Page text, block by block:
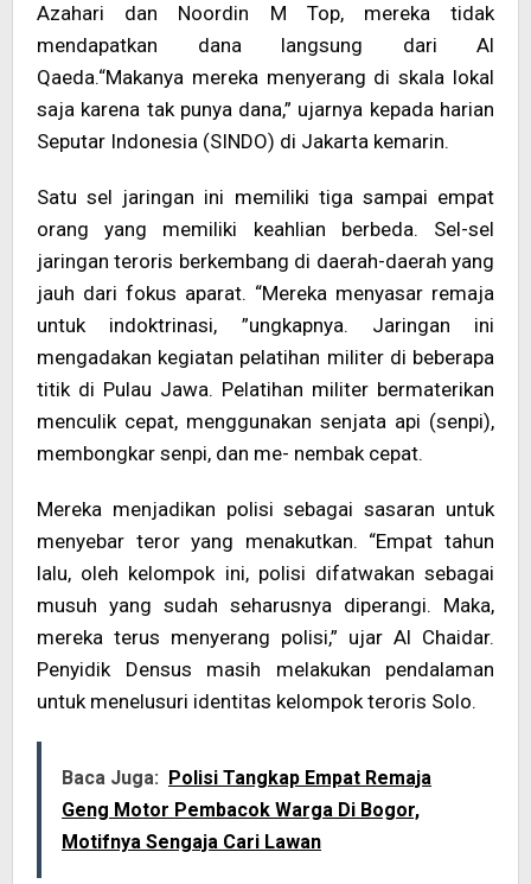
Azahari dan Noordin M Top, mereka tidak
mendapatkan dana langsung dari Al
Qaeda.“Makanya mereka menyerang di skala lokal
saja karena tak punya dana,” ujarnya kepada harian
Seputar Indonesia (SINDO) di Jakarta kemarin.
Satu sel jaringan ini memiliki tiga sampai empat
orang yang memiliki keahlian berbeda. Sel-sel
jaringan teroris berkembang di daerah-daerah yang
jauh dari fokus aparat. “Mereka menyasar remaja
untuk indoktrinasi, ”ungkapnya. Jaringan ini
mengadakan kegiatan pelatihan militer di beberapa
titik di Pulau Jawa. Pelatihan militer bermaterikan
menculik cepat, menggunakan senjata api (senpi),
membongkar senpi, dan me- nembak cepat.
Mereka menjadikan polisi sebagai sasaran untuk
menyebar teror yang menakutkan. “Empat tahun
lalu, oleh kelompok ini, polisi difatwakan sebagai
musuh yang sudah seharusnya diperangi. Maka,
mereka terus menyerang polisi,” ujar Al Chaidar.
Penyidik Densus masih melakukan pendalaman
untuk menelusuri identitas kelompok teroris Solo.
Baca Juga: Polisi Tangkap Empat Remaja
Geng Motor Pembacok Warga Di Bogor,
Motifnya Sengaja Cari Lawan